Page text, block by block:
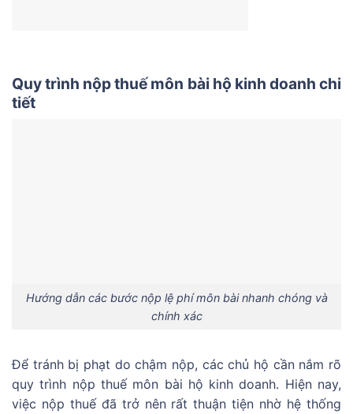
Quy trình nộp thuế môn bài hộ kinh doanh chi
tiết
Hướng dẫn các bước nộp lệ phí môn bài nhanh chóng và
chính xác
Để tránh bị phạt do chậm nộp, các chủ hộ cần nắm rõ
quy trình nộp thuế môn bài hộ kinh doanh. Hiện nay,
việc nộp thuế đã trở nên rất thuận tiện nhờ hệ thống